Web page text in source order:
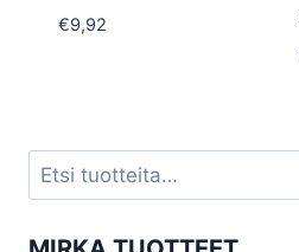
€9,92
Etsi: